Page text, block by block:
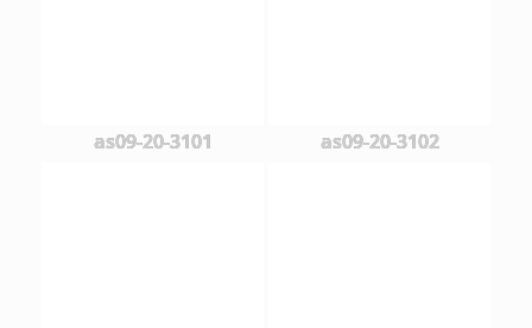
as09-20-3101 as09-20-3102